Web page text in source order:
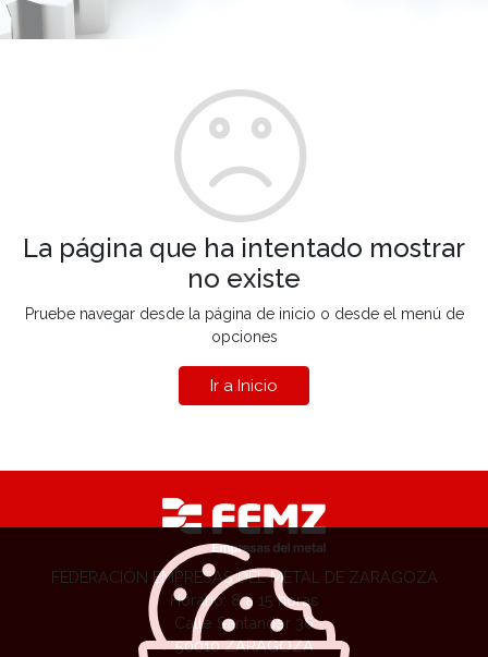
La página que ha intentado mostrar
no existe
Pruebe navegar desde la página de inicio o desde el menú de
opciones
Ir a Inicio
FEDERACIÓN EMPRESAS DEL METAL DE ZARAGOZA
Horario: 8 a 15 horas
Calle Santander 36
50010 ZARAGOZA